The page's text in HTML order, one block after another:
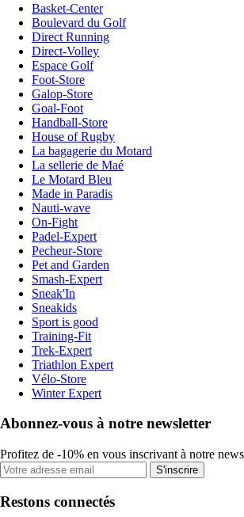
Basket-Center
Boulevard du Golf
Direct Running
Direct-Volley
Espace Golf
Foot-Store
Galop-Store
Goal-Foot
Handball-Store
House of Rugby
La bagagerie du Motard
La sellerie de Maé
Le Motard Bleu
Made in Paradis
Nauti-wave
On-Fight
Padel-Expert
Pecheur-Store
Pet and Garden
Smash-Expert
Sneak'In
Sneakids
Sport is good
Training-Fit
Trek-Expert
Triathlon Expert
Vélo-Store
Winter Expert
Abonnez-vous à notre newsletter
Profitez de -10% en vous inscrivant à notre
S'inscrire
Restons connectés